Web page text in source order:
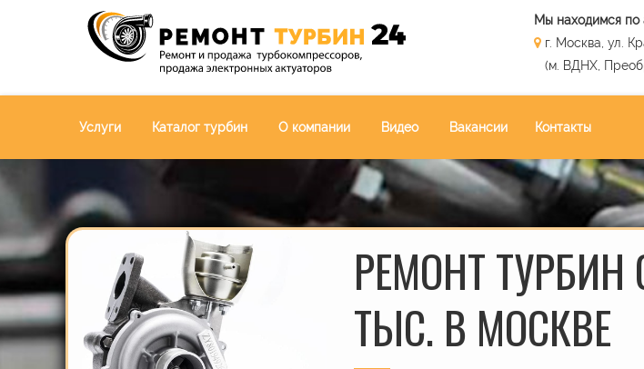
Мы находимся по
г. Москва, ул.
(м. ВДНХ,
Услуги Каталог турбин О компании Видео Вакансии Контакты
РЕМОНТ ТУРБИН
ТЫС. В МОСКВЕ